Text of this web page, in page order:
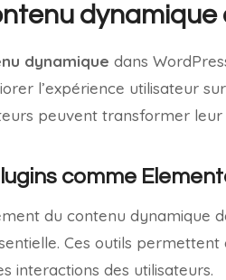
dynamique
dynamique dans
l’expérience utilisateur
peuvent transformer
comme
du contenu dynamique
Ces outils
interactions des utilisateurs.